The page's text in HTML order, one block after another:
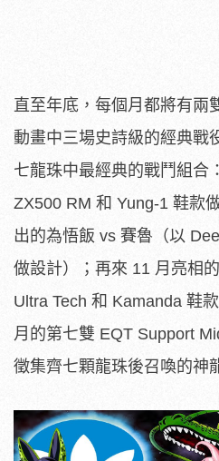
直至年底，每個月都將有兩
動畫中三場史詩級的經典戰
七龍珠中最經典的戰鬥組合
ZX500 RM 和 Yung-1 鞋款
出的為悟飯 vs 賽魯（以
做設計）；再來 11 月亮相
Ultra Tech 和 Kamanda 鞋
月的第七雙 EQT Support
徵集齊七顆龍珠後召喚的神